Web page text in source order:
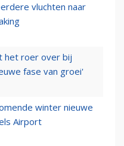
vluchten naar
het roer over bij
fase van groei'
winter nieuwe
Airport